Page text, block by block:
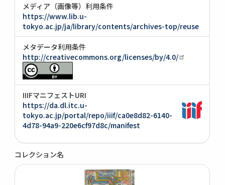
メディア（画像等）利用条件
https://www.lib.u-
tokyo.ac.jp/ja/library/contents/archives-top/reuse
メタデータ利用条件
http://creativecommons.org/licenses/by/4.0/
IIIFマニフェストURI
https://da.dl.itc.u-
tokyo.ac.jp/portal/repo/iiif/ca0e8d82-6140-
4d78-94a9-220e6cf97d8c/manifest
コレクション名